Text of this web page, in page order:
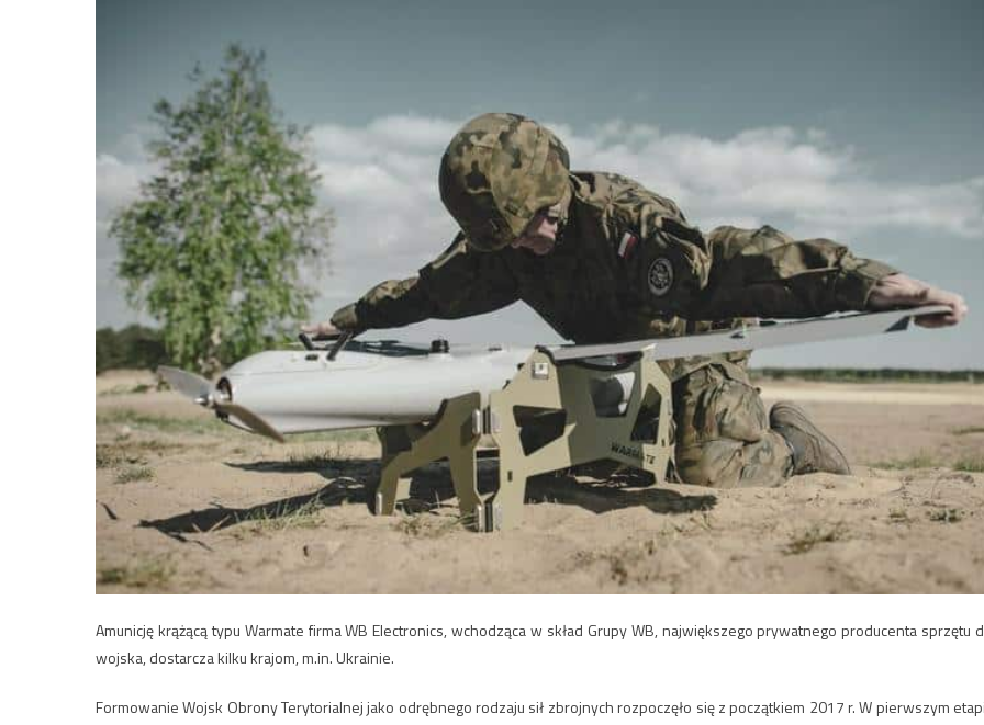
Amunicję krążącą typu Warmate firma WB Electronics, wchodząca w skład Grupy WB, największego prywatnego producenta sprzętu
wojska, dostarcza kilku krajom, m.in. Ukrainie.
Formowanie Wojsk Obrony Terytorialnej jako odrębnego rodzaju sił zbrojnych rozpoczęło się z początkiem 2017 r. W pierwszym